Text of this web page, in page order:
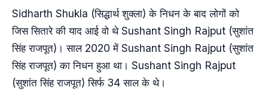
Sidharth Shukla (सिद्धार्थ शुक्ला) के निधन के बाद लोगों को
जिस सितारे की याद आई वो थे Sushant Singh Rajput (सुशांत
सिंह राजपूत)। साल 2020 में Sushant Singh Rajput (सुशांत
सिंह राजपूत) का निधन हुआ था। Sushant Singh Rajput
(सुशांत सिंह राजपूत) सिर्फ 34 साल के थे।